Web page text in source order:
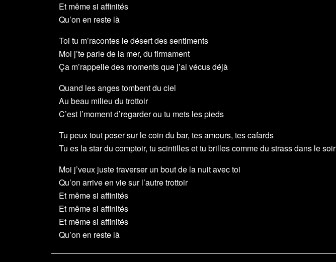
Et même si affinités
Qu’on en reste là
Toi tu m’racontes le désert des sentiments
Moi j’te parle de la mer, du firmament
Ça m’rappelle des moments que j’ai vécus déjà
Quand les anges tombent du ciel
Au beau milieu du trottoir
C’est l’moment d’regarder ou tu mets les pieds
Tu peux tout poser sur le coin du bar, tes amours, tes cafards
Tu es la star du comptoir, tu scintilles et tu brilles comme du strass dans le soir
Moi j’veux juste traverser un bout de la nuit avec toi
Qu’on arrive en vie sur l’autre trottoir
Et même si affinités
Et même si affinités
Et même si affinités
Qu’on en reste là